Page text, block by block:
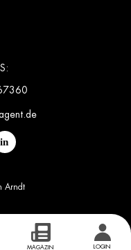
MAGAZIN LOGIN
Arndt